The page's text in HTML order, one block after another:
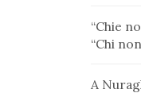
“Chie
“Chi
A